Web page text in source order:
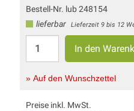
Bestell-Nr. lub 248154
lieferbar
Lieferzeit 9 bis 12
» Auf den Wunschzettel
Preise inkl. MwSt.